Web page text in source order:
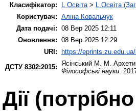
Класифікатор:
L Освіта > L Освіта
Користувач: Аліна Ковальчук
Дата подачі: 08 Вер 2025 12:11
Оновлення: 08 Вер 2025 12:29
URI: https://
ДСТУ 8302:2015:
Ясінський М. М.
Філософські науки .
Дії